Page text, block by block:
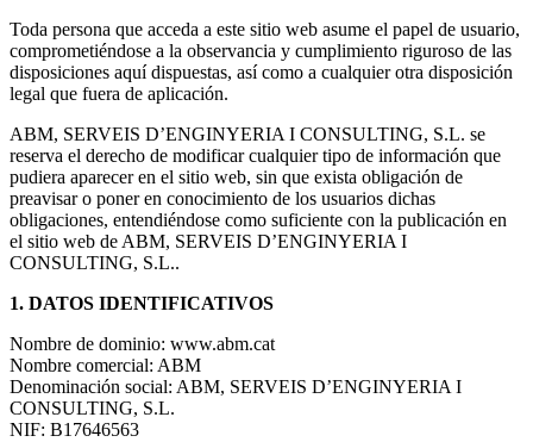
Toda persona que acceda a este sitio web asume el papel de usuario,
comprometiéndose a la observancia y cumplimiento riguroso de las
disposiciones aquí dispuestas, así como a cualquier otra disposición
legal que fuera de aplicación.
ABM, SERVEIS D’ENGINYERIA I CONSULTING, S.L. se
reserva el derecho de modificar cualquier tipo de información que
pudiera aparecer en el sitio web, sin que exista obligación de
preavisar o poner en conocimiento de los usuarios dichas
obligaciones, entendiéndose como suficiente con la publicación en
el sitio web de ABM, SERVEIS D’ENGINYERIA I
CONSULTING, S.L..
1. DATOS IDENTIFICATIVOS
Nombre de dominio: www.abm.cat
Nombre comercial: ABM
Denominación social: ABM, SERVEIS D’ENGINYERIA I
CONSULTING, S.L.
NIF: B17646563